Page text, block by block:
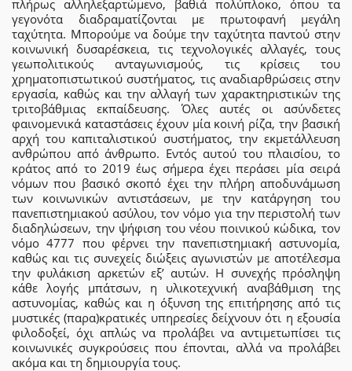
πλήρως αλληλεξαρτώμενο, βαθιά πολύπλοκο, όπου τα
γεγονότα διαδραματίζονται με πρωτοφανή μεγάλη
ταχύτητα. Μπορούμε να δούμε την ταχύτητα παντού στην
κοινωνική δυσαρέσκεια, τις τεχνολογικές αλλαγές, τους
γεωπολιτικούς ανταγωνισμούς, τις κρίσεις του
χρηματοπιστωτικού συστήματος, τις αναδιαρθρώσεις στην
εργασία, καθώς και την αλλαγή των χαρακτηριστικών της
τριτοβάθμιας εκπαίδευσης. Όλες αυτές οι ασύνδετες
φαινομενικά καταστάσεις έχουν μία κοινή ρίζα, την βασική
αρχή του καπιταλιστικού συστήματος, την εκμετάλλευση
ανθρώπου από άνθρωπο. Εντός αυτού του πλαισίου, το
κράτος από το 2019 έως σήμερα έχει περάσει μία σειρά
νόμων που βασικό σκοπό έχει την πλήρη αποδυνάμωση
των κοινωνικών αντιστάσεων, με την κατάργηση του
πανεπιστημιακού ασύλου, τον νόμο για την περιστολή των
διαδηλώσεων, την ψήφιση του νέου ποινικού κώδικα, τον
νόμο 4777 που φέρνει την πανεπιστημιακή αστυνομία,
καθώς και τις συνεχείς διώξεις αγωνιστών με αποτέλεσμα
την φυλάκιση αρκετών εξ’ αυτών. Η συνεχής πρόσληψη
κάθε λογής μπάτσων, η υλικοτεχνική αναβάθμιση της
αστυνομίας, καθώς και η όξυνση της επιτήρησης από τις
μυστικές (παρα)κρατικές υπηρεσίες δείχνουν ότι η εξουσία
φιλοδοξεί, όχι απλώς να προλάβει να αντιμετωπίσει τις
κοινωνικές συγκρούσεις που έπονται, αλλά να προλάβει
ακόμα και τη δημιουργία τους.